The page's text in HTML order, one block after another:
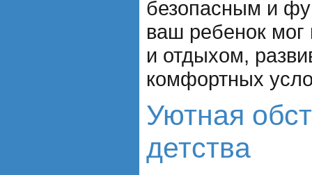
безопасным и
ваш ребенок мог
и отдыхом,
комфортных
Уютная
детства